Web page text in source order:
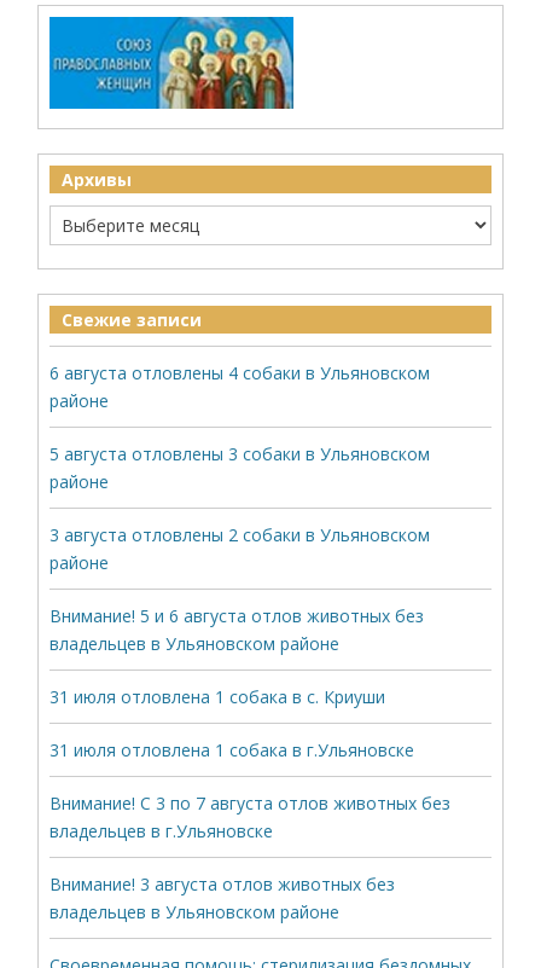
Архивы
Свежие записи
6 августа отловлены 4 собаки в Ульяновском
районе
5 августа отловлены 3 собаки в Ульяновском
районе
3 августа отловлены 2 собаки в Ульяновском
районе
Внимание! 5 и 6 августа отлов животных без
владельцев в Ульяновском районе
31 июля отловлена 1 собака в с. Криуши
31 июля отловлена 1 собака в г.Ульяновске
Внимание! С 3 по 7 августа отлов животных без
владельцев в г.Ульяновске
Внимание! 3 августа отлов животных без
владельцев в Ульяновском районе